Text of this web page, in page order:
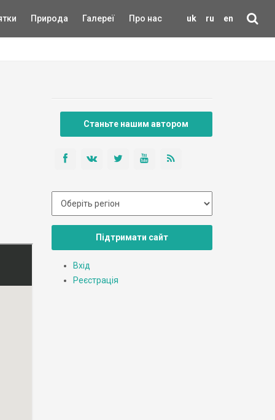
uk ru en
Природа Галереї Про нас
Станьте нашим автором
Підтримати сайт
Вхід
Реєстрація